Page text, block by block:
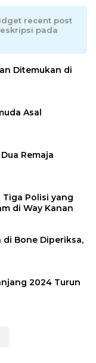
recent post
pada
Ditemukan di
Asal
Remaja
Tiga Polisi yang
di Way Kanan
Bone Diperiksa,
2024 Turun